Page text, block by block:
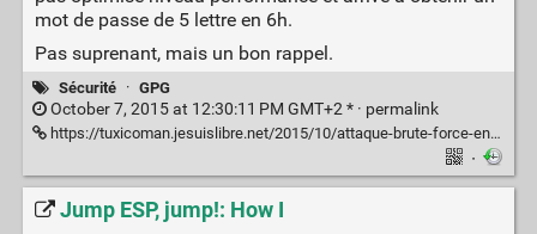
mot de passe de 5 lettre en 6h.
Pas suprenant, mais un bon rappel.
Sécurité · GPG
October 7, 2015 at 12:30:11 PM GMT+2 * · permalink
https://tuxicoman.jesuislibre.net/2015/10/attaque-brute-force-en-python-sur-chiffrement-en-gpg-symetrique.html
·
Jump ESP, jump!: How I